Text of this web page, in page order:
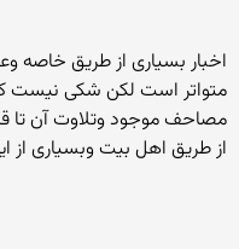
اخبار بسیاری از طریق خاصه
متواتر است لکن شکی نیست
مصاحف موجود وتلاوت آن تا
از طریق اهل بیت وبسیاری از